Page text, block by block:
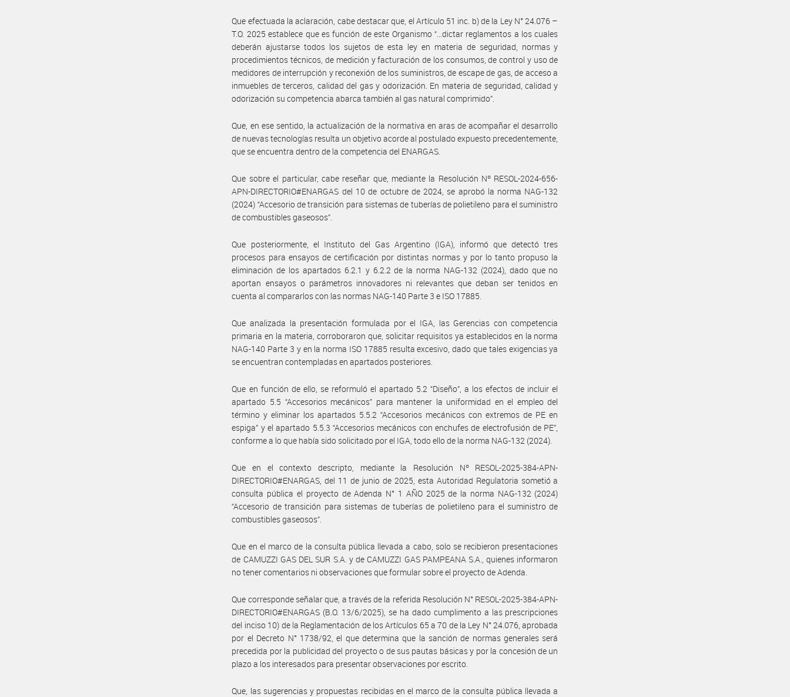
Que efectuada la aclaración, cabe destacar que, el Artículo 51 inc. b) de la Ley N° 24.076 –
T.O. 2025 establece que es función de este Organismo “…dictar reglamentos a los cuales
deberán ajustarse todos los sujetos de esta ley en materia de seguridad, normas y
procedimientos técnicos, de medición y facturación de los consumos, de control y uso de
medidores de interrupción y reconexión de los suministros, de escape de gas, de acceso a
inmuebles de terceros, calidad del gas y odorización. En materia de seguridad, calidad y
odorización su competencia abarca también al gas natural comprimido”.
Que, en ese sentido, la actualización de la normativa en aras de acompañar el desarrollo
de nuevas tecnologías resulta un objetivo acorde al postulado expuesto precedentemente,
que se encuentra dentro de la competencia del ENARGAS.
Que sobre el particular, cabe reseñar que, mediante la Resolución Nº RESOL-2024-656-
APN-DIRECTORIO#ENARGAS del 10 de octubre de 2024, se aprobó la norma NAG-132
(2024) “Accesorio de transición para sistemas de tuberías de polietileno para el suministro
de combustibles gaseosos”.
Que posteriormente, el Instituto del Gas Argentino (IGA), informó que detectó tres
procesos para ensayos de certificación por distintas normas y por lo tanto propuso la
eliminación de los apartados 6.2.1 y 6.2.2 de la norma NAG-132 (2024), dado que no
aportan ensayos o parámetros innovadores ni relevantes que deban ser tenidos en
cuenta al compararlos con las normas NAG-140 Parte 3 e ISO 17885.
Que analizada la presentación formulada por el IGA, las Gerencias con competencia
primaria en la materia, corroboraron que, solicitar requisitos ya establecidos en la norma
NAG-140 Parte 3 y en la norma ISO 17885 resulta excesivo, dado que tales exigencias ya
se encuentran contempladas en apartados posteriores.
Que en función de ello, se reformuló el apartado 5.2 “Diseño”, a los efectos de incluir el
apartado 5.5 “Accesorios mecánicos” para mantener la uniformidad en el empleo del
término y eliminar los apartados 5.5.2 “Accesorios mecánicos con extremos de PE en
espiga” y el apartado 5.5.3 “Accesorios mecánicos con enchufes de electrofusión de PE”,
conforme a lo que había sido solicitado por el IGA, todo ello de la norma NAG-132 (2024).
Que en el contexto descripto, mediante la Resolución Nº RESOL-2025-384-APN-
DIRECTORIO#ENARGAS, del 11 de junio de 2025, esta Autoridad Regulatoria sometió a
consulta pública el proyecto de Adenda N° 1 AÑO 2025 de la norma NAG-132 (2024)
“Accesorio de transición para sistemas de tuberías de polietileno para el suministro de
combustibles gaseosos”.
Que en el marco de la consulta pública llevada a cabo, solo se recibieron presentaciones
de CAMUZZI GAS DEL SUR S.A. y de CAMUZZI GAS PAMPEANA S.A., quienes informaron
no tener comentarios ni observaciones que formular sobre el proyecto de Adenda.
Que corresponde señalar que, a través de la referida Resolución N° RESOL-2025-384-APN-
DIRECTORIO#ENARGAS (B.O. 13/6/2025), se ha dado cumplimento a las prescripciones
del inciso 10) de la Reglamentación de los Artículos 65 a 70 de la Ley N° 24.076, aprobada
por el Decreto N° 1738/92, el que determina que la sanción de normas generales será
precedida por la publicidad del proyecto o de sus pautas básicas y por la concesión de un
plazo a los interesados para presentar observaciones por escrito.
Que, las sugerencias y propuestas recibidas en el marco de la consulta pública llevada a